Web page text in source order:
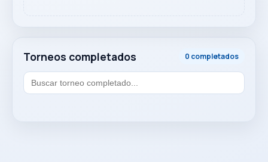
Torneos completados 0 completados